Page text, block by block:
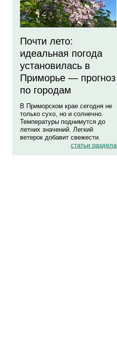
Почти лето:
идеальная погода
установилась в
Приморье — прогноз
по городам
В Приморском крае сегодня не
только сухо, но и солнечно.
Температуры поднимутся до
летних значений. Легкий
ветерок добавит свежести.
статьи раздела